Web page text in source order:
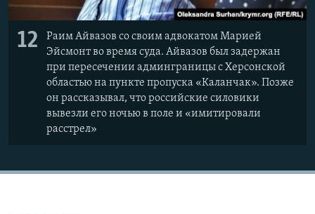
12
Раим Айвазов со своим адвокатом Марией
Эйсмонт во время суда. Айвазов был задержан
при пересечении админграницы с Херсонской
областью на пункте пропуска «Каланчак». Позже
он рассказывал, что российские силовики
вывезли его ночью в поле и «имитировали
расстрел»